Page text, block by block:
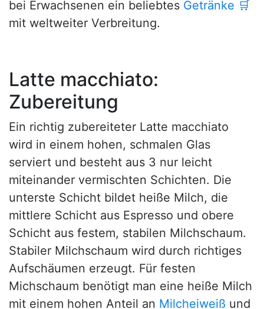
bei Erwachsenen ein beliebtes Getränke 🛒
mit weltweiter Verbreitung.
Latte macchiato:
Zubereitung
Ein richtig zubereiteter Latte macchiato
wird in einem hohen, schmalen Glas
serviert und besteht aus 3 nur leicht
miteinander vermischten Schichten. Die
unterste Schicht bildet heiße Milch, die
mittlere Schicht aus Espresso und obere
Schicht aus festem, stabilen Milchschaum.
Stabiler Milchschaum wird durch richtiges
Aufschäumen erzeugt. Für festen
Michschaum benötigt man eine heiße Milch
mit einem hohen Anteil an Milcheiweiß und